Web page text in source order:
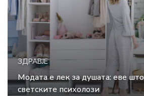
ЗДРАВЈЕ
Модата е лек за душата: еве
светските психолози